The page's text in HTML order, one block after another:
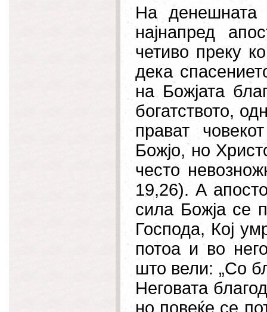
На денешната
најнапред
четиво преку
дека
на Божјата
богатството,
прават
Божјо, но
често
19,26). А
сила Божја се
Господа, Кој
потоа и во
што вели: „Со
Неговата
но повеќе се